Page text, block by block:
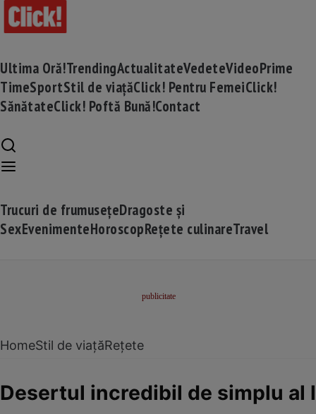
Ultima Oră!TrendingActualitateVedeteVideoPrime
TimeSportStil de viațăClick! Pentru FemeiClick!
SănătateClick! Poftă Bună!Contact
Trucuri de frumusețeDragoste și
SexEvenimenteHoroscopRețete culinareTravel
HomeStil de viațăRețete
Desertul incredibil de simplu al